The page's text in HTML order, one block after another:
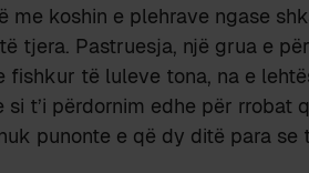
me koshin e plehrave ngase
tjera. Pastruesja, një grua e
fishkur të luleve tona, na e
si t’i përdornim edhe për rrobat
punonte e që dy ditë para